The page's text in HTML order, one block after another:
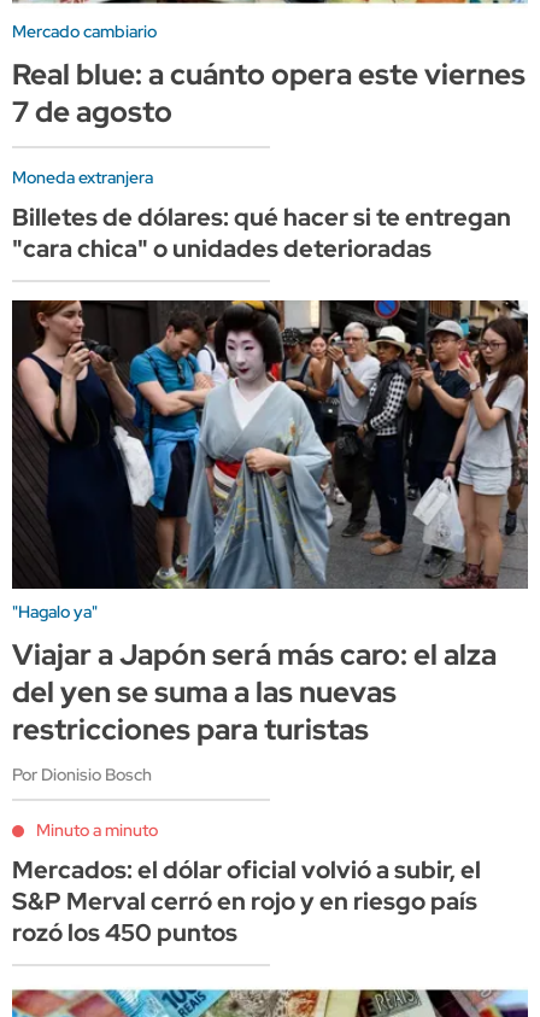
Mercado cambiario
Real blue: a cuánto opera este viernes
7 de agosto
Moneda extranjera
Billetes de dólares: qué hacer si te entregan
"cara chica" o unidades deterioradas
"Hagalo ya"
Viajar a Japón será más caro: el alza
del yen se suma a las nuevas
restricciones para turistas
Por Dionisio Bosch
Minuto a minuto
Mercados: el dólar oficial volvió a subir, el
S&P Merval cerró en rojo y en riesgo país
rozó los 450 puntos